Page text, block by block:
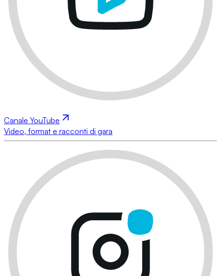
Canale YouTube
Video, format e racconti di gara